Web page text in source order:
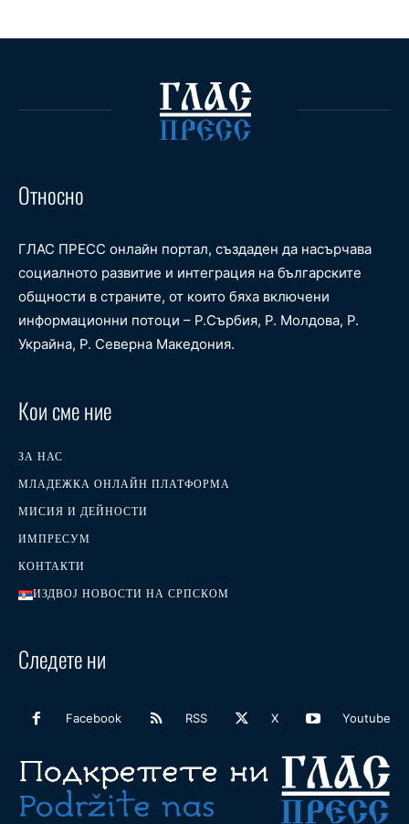
Относно
ГЛАС ПРЕСС онлайн портал, създаден да насърчава
социалното развитие и интеграция на българските
общности в страните, от които бяха включени
информационни потоци – Р.Сърбия, Р. Молдова, Р.
Украйна, Р. Северна Македония.
Кои сме ние
ЗА НАС
МЛАДЕЖКА ОНЛАЙН ПЛАТФОРМА
МИСИЯ И ДЕЙНОСТИ
ИМПРЕСУМ
КОНТАКТИ
ИЗДВОЈ НОВОСТИ НА СРПСКОМ
Следете ни
Facebook RSS X Youtube